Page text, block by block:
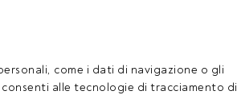
come i dati di navigazione o gli
alle tecnologie di tracciamento di
ti invitiamo a
ha da offrire.